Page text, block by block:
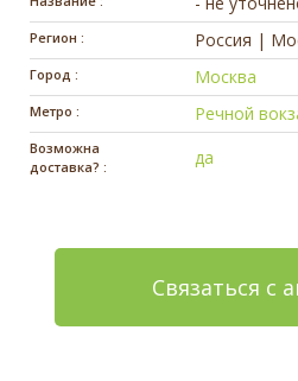
Регион : Россия |
Город : Москва
Метро : Речной
Возможна
доставка? :
да
Связаться с